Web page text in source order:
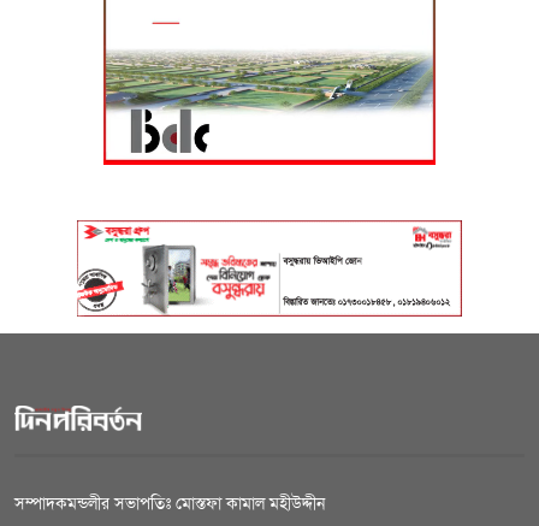
সম্পাদকমন্ডলীর সভাপতিঃ মোস্তফা কামাল মহীউদ্দীন